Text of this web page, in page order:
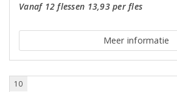
Vanaf 12 flessen 13,93 per fles
Meer informatie
10